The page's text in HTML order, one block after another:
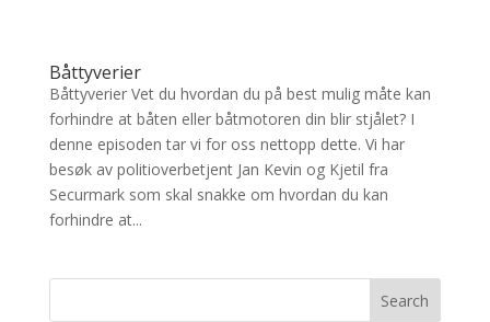
Båttyverier
Båttyverier Vet du hvordan du på best mulig måte kan
forhindre at båten eller båtmotoren din blir stjålet? I
denne episoden tar vi for oss nettopp dette. Vi har
besøk av politioverbetjent Jan Kevin og Kjetil fra
Securmark som skal snakke om hvordan du kan
forhindre at...
Search